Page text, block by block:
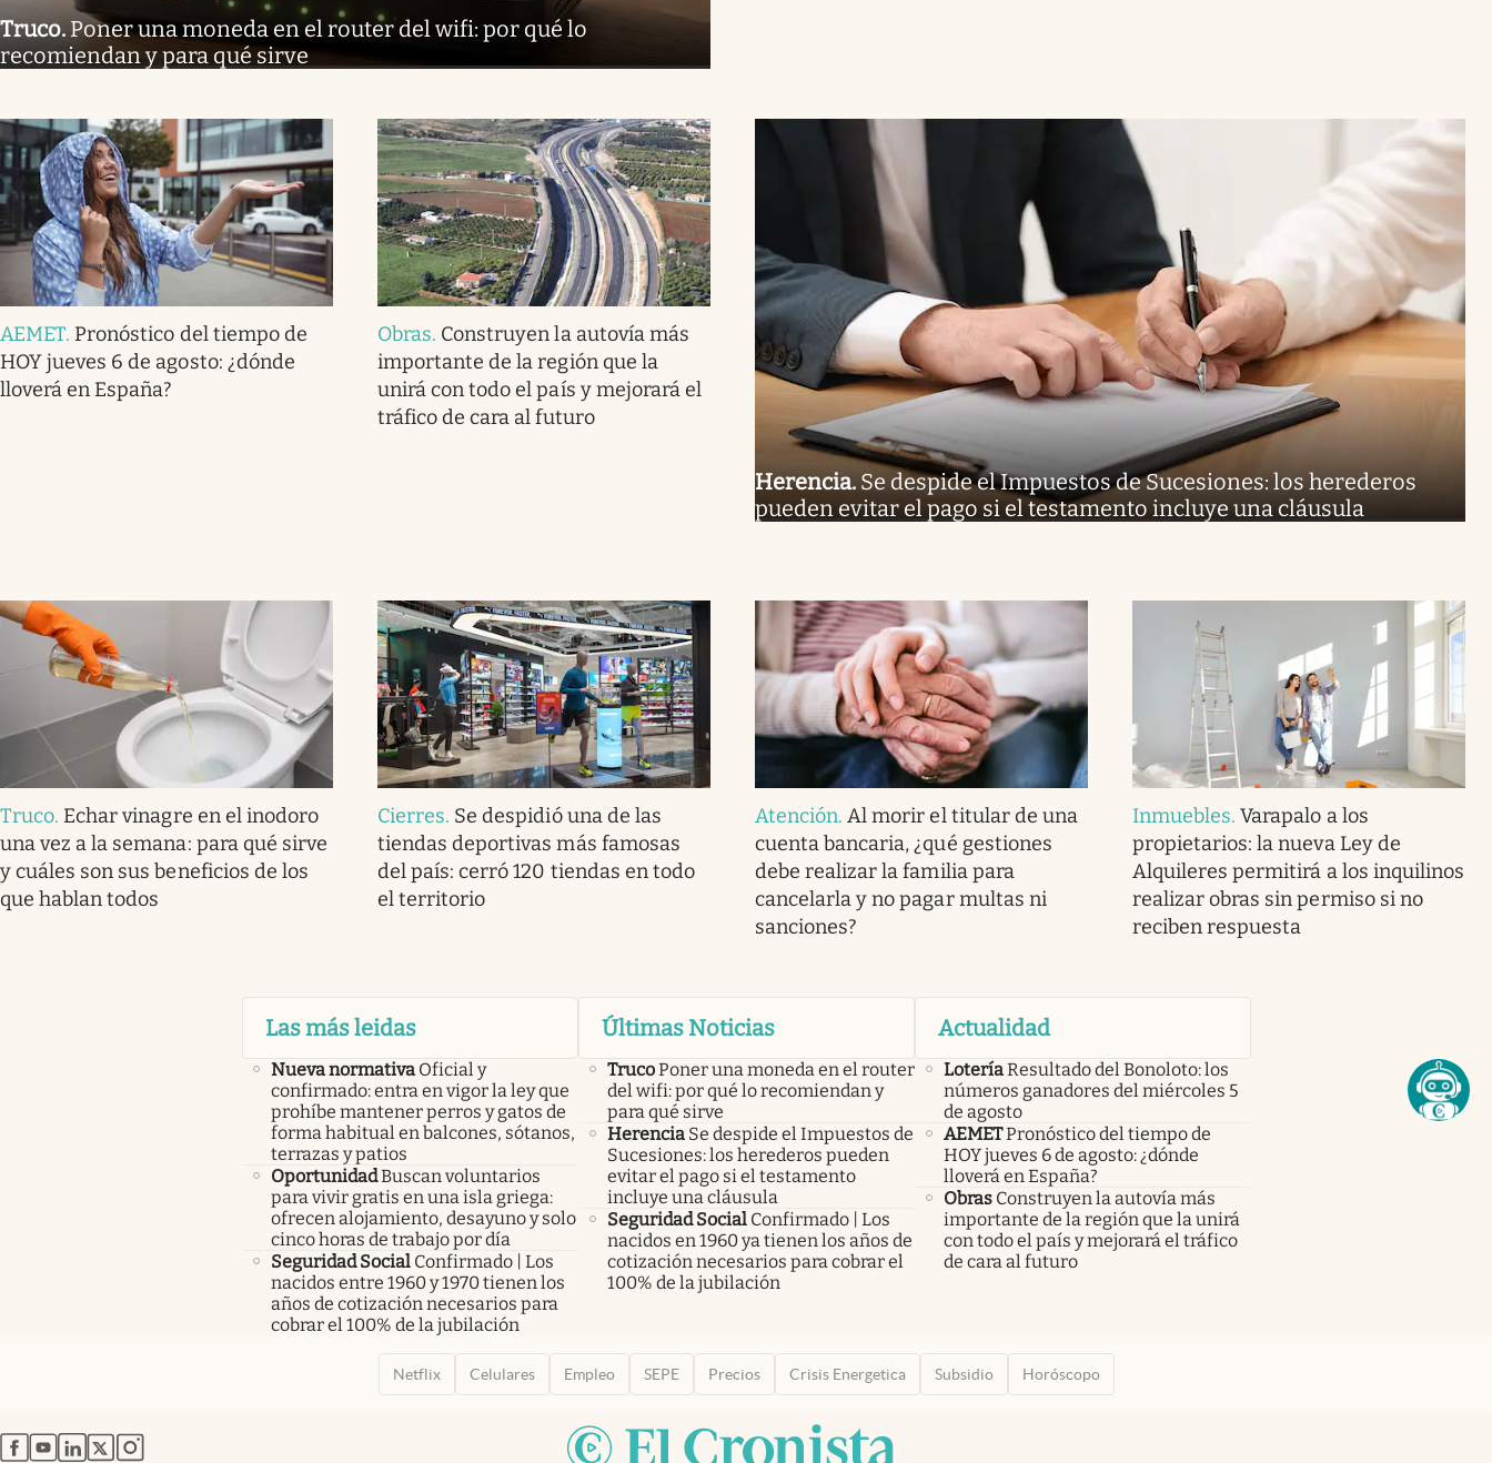
Truco. Poner una moneda en el router del wifi: por qué lo
recomiendan y para qué sirve
AEMET. Pronóstico del tiempo de
HOY jueves 6 de agosto: ¿dónde
lloverá en España?
Obras. Construyen la autovía más
importante de la región que la
unirá con todo el país y mejorará el
tráfico de cara al futuro
Herencia. Se despide el Impuestos de Sucesiones: los herederos
pueden evitar el pago si el testamento incluye una cláusula
Truco. Echar vinagre en el inodoro
una vez a la semana: para qué sirve
y cuáles son sus beneficios de los
que hablan todos
Cierres. Se despidió una de las
tiendas deportivas más famosas
del país: cerró 120 tiendas en todo
el territorio
Atención.Al morir el titular de una
cuenta bancaria, ¿qué gestiones
debe realizar la familia para
cancelarla y no pagar multas ni
sanciones?
Inmuebles.Varapalo a los
propietarios: la nueva Ley de
Alquileres permitirá a los inquilinos
realizar obras sin permiso si no
reciben respuesta
Las más leidas
Nueva normativa Oficial y
confirmado: entra en vigor la ley que
prohíbe mantener perros y gatos de
forma habitual en balcones, sótanos,
terrazas y patios
OportunidadBuscan voluntarios
para vivir gratis en una isla griega:
ofrecen alojamiento, desayuno y solo
cinco horas de trabajo por día
Seguridad Social Confirmado | Los
nacidos entre 1960 y 1970 tienen los
años de cotización necesarios para
cobrar el 100% de la jubilación
Últimas Noticias
TrucoPoner una moneda en el router
del wifi: por qué lo recomiendan y
para qué sirve
Herencia Se despide el Impuestos de
Sucesiones: los herederos pueden
evitar el pago si el testamento
incluye una cláusula
Seguridad Social Confirmado | Los
nacidos en 1960 ya tienen los años de
cotización necesarios para cobrar el
100% de la jubilación
Actualidad
LoteríaResultado del Bonoloto: los
números ganadores del miércoles 5
de agosto
AEMETPronóstico del tiempo de
HOY jueves 6 de agosto: ¿dónde
lloverá en España?
Obras Construyen la autovía más
importante de la región que la unirá
con todo el país y mejorará el tráfico
de cara al futuro
Netflix Celulares Empleo SEPE Precios Crisis Energetica Subsidio Horóscopo
abre en nueva pestaña
abre en nueva pestaña
abre en nueva pestaña
abre en nueva pestaña
abre en nueva pestaña